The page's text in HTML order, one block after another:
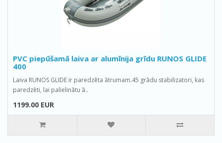
PVC piepūšamā laiva ar alumīnija grīdu RUNOS GLIDE
400
Laiva RUNOS GLIDE ir paredzēta ātrumam.45 grādu stabilizatori, kas
paredzēti, lai palielinātu ā..
1199.00 EUR